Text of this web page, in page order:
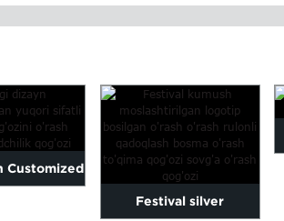
Customized
Festival silver